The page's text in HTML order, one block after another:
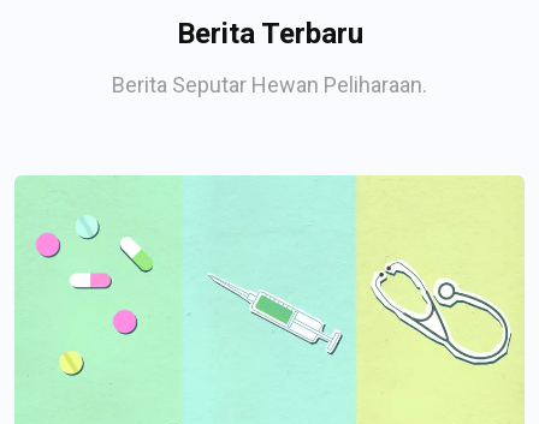
Berita Terbaru
Berita Seputar Hewan Peliharaan.